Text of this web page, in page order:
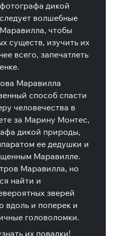
дикой
волшебные
чтобы
существ, изучить их
всего, запечатлеть
Маравилла
способ спасти
человечества в
за Марину Монтес,
дикой природы,
ее дедушки и
Маравилле.
Маравилла, но
найти и
зверей
вдоль и поперек и
головоломки.
их повадки!